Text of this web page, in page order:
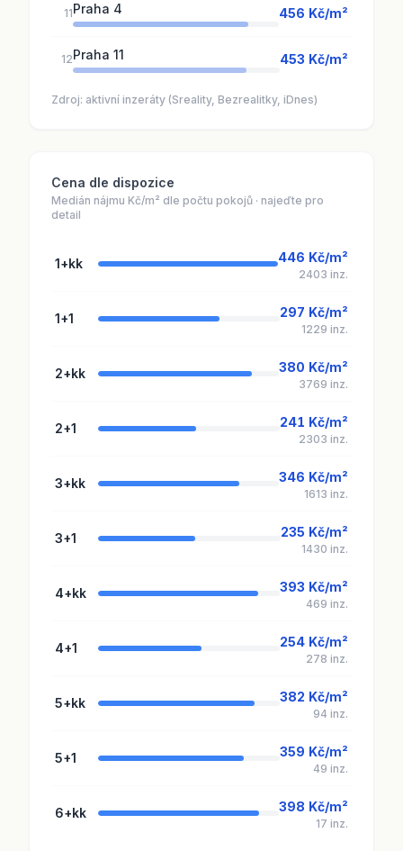
11Praha 4 456 Kč/m²
12Praha 11 453 Kč/m²
Zdroj: aktivní inzeráty (Sreality, Bezrealitky, iDnes)
Cena dle dispozice
Medián nájmu Kč/m² dle počtu pokojů · najeďte pro
detail
1+kk 446 Kč/m²
2403 inz.
1+1 297 Kč/m²
1229 inz.
2+kk 380 Kč/m²
3769 inz.
2+1 241 Kč/m²
2303 inz.
3+kk 346 Kč/m²
1613 inz.
3+1 235 Kč/m²
1430 inz.
4+kk 393 Kč/m²
469 inz.
4+1 254 Kč/m²
278 inz.
5+kk 382 Kč/m²
94 inz.
5+1 359 Kč/m²
49 inz.
6+kk 398 Kč/m²
17 inz.